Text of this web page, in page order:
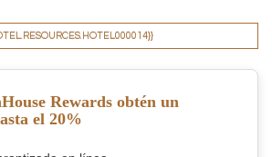
Rewards obtén un
el 20%